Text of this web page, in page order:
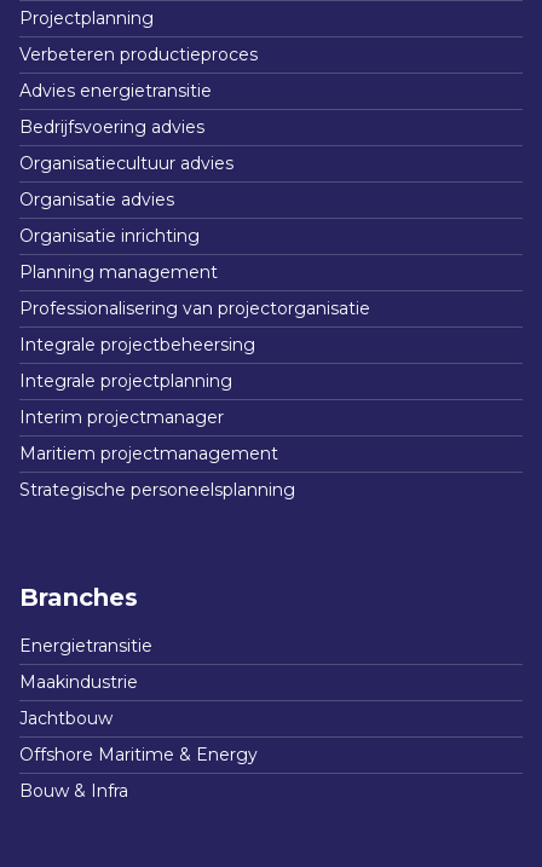
Projectplanning
Verbeteren productieproces
Advies energietransitie
Bedrijfsvoering advies
Organisatiecultuur advies
Organisatie advies
Organisatie inrichting
Planning management
Professionalisering van projectorganisatie
Integrale projectbeheersing
Integrale projectplanning
Interim projectmanager
Maritiem projectmanagement
Strategische personeelsplanning
Branches
Energietransitie
Maakindustrie
Jachtbouw
Offshore Maritime & Energy
Bouw & Infra